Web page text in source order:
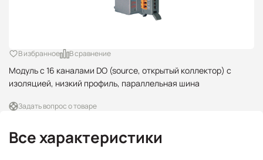
Модуль с 16 каналами DO (source, открытый коллектор) с
изоляцией, низкий профиль, параллельная шина
В избранное В сравнение
Задать вопрос о товаре
Все характеристики